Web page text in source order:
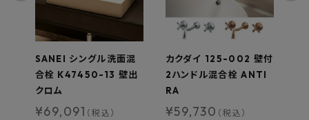
SANEI シングル洗面混
合栓 K47450-13 壁出
クロム
¥69,091 （税込）
カクダイ 125-002 壁付
2ハンドル混合栓 ANTI
RA
¥59,730 （税込）